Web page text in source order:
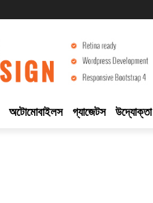
অটোমোবাইলস গ্যাজেটস উদ্যোক্তা